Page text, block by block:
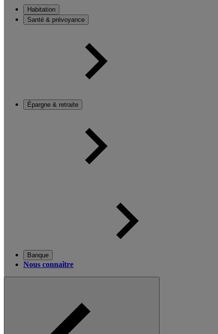
Habitation
Santé & prévoyance
Épargne & retraite
Banque
Nous connaître